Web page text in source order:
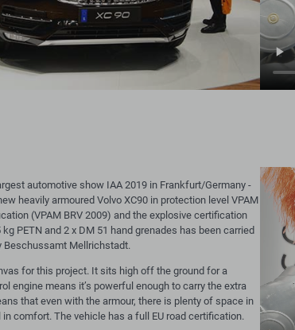
automotive show IAA 2019 in Frankfurt/Germany -
heavily armoured Volvo XC90 in protection level VPAM
(VPAM BRV 2009) and the explosive certification
kg PETN and 2 x DM 51 hand grenades has been carried
Beschussamt Mellrichstadt.
for this project. It sits high off the ground for a
engine means it’s powerful enough to carry the extra
that even with the armour, there is plenty of space in
comfort. The vehicle has a full EU road certification.